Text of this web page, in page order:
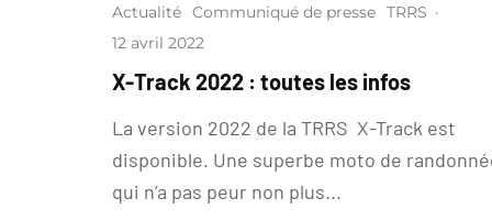
Actualité Communiqué de presse TRRS ·
12 avril 2022
X-Track 2022 : toutes les infos
La version 2022 de la TRRS X-Track est
disponible. Une superbe moto de
qui n’a pas peur non plus...